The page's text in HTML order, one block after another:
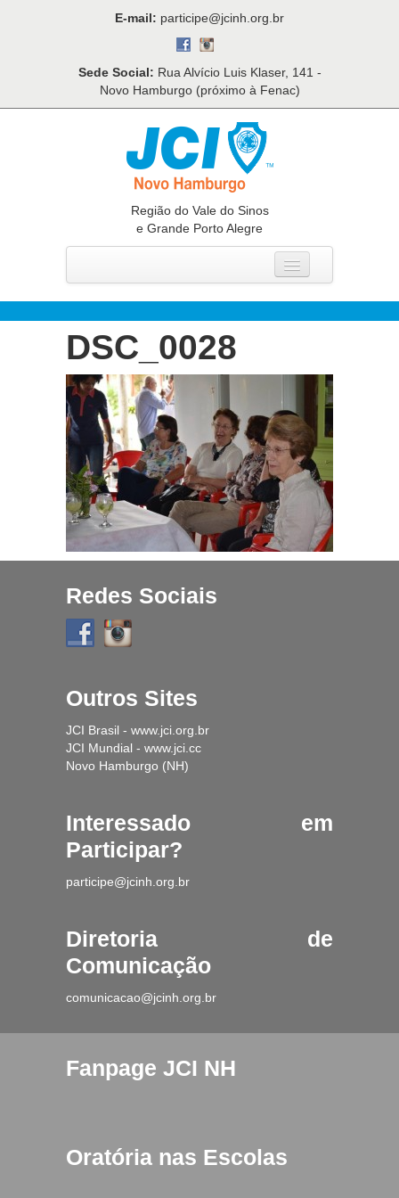
E-mail: participe@jcinh.org.br
Sede Social: Rua Alvício Luis Klaser, 141 -
Novo Hamburgo (próximo à Fenac)
Região do Vale do Sinos
e Grande Porto Alegre
O Que Fazemos
Projetos
História
Contato
Fique Por Dentro
DSC_0028
Redes Sociais
Outros Sites
JCI Brasil - www.jci.org.br
JCI Mundial - www.jci.cc
Novo Hamburgo (NH)
Interessado em
Participar?
participe@jcinh.org.br
Diretoria de
Comunicação
comunicacao@jcinh.org.br
Fanpage JCI NH
Oratória nas Escolas